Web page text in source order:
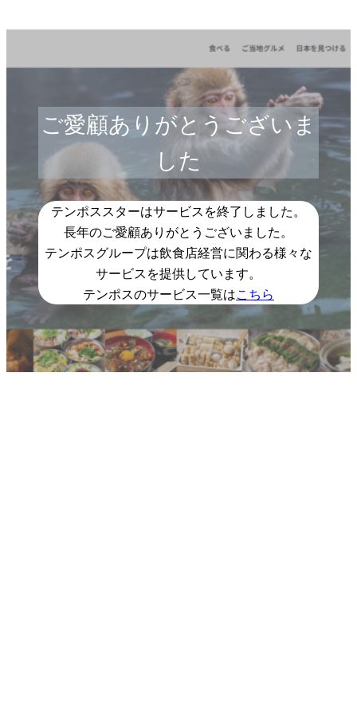
ご愛顧ありがとうございま
した
テンポススターはサービスを終了しました。
長年のご愛顧ありがとうございました。
テンポスグループは飲食店経営に関わる様々な
サービスを提供しています。
テンポスのサービス一覧はこちら